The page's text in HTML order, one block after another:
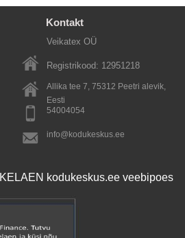
Kontakt
Veikatex OÜ
Registrikood: 12951218
Allika tee 7, 75312 Peetri alevik,
Eesti
54004054
info@kodukeskus.ee
kodukeskus.ee veebipoes